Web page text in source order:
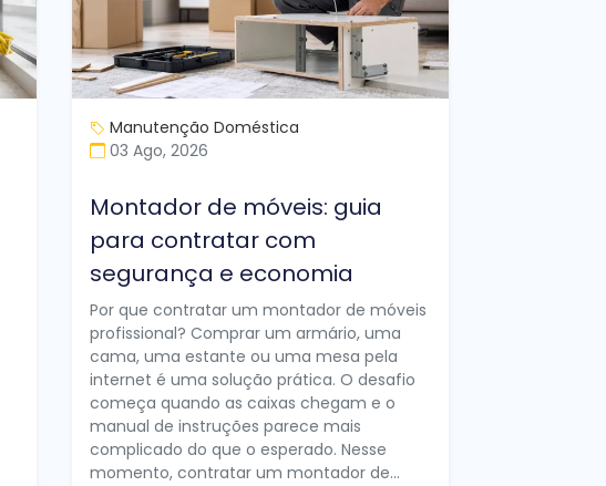
Manutenção Doméstica
03 Ago, 2026
Montador de móveis: guia
para contratar com
segurança e economia
Por que contratar um montador de móveis
profissional? Comprar um armário, uma
cama, uma estante ou uma mesa pela
internet é uma solução prática. O desafio
começa quando as caixas chegam e o
manual de instruções parece mais
complicado do que o esperado. Nesse
momento, contratar um montador de...